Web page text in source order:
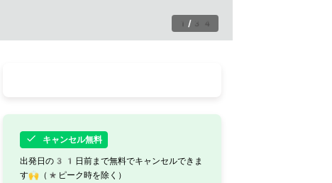
1 / 34
キャンセル無料
出発日の31日前まで無料でキャンセルできま
す🙌（*ピーク時を除く）